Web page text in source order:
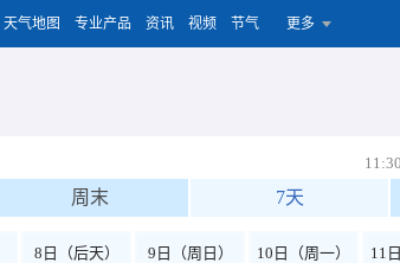
天气地图 专业产品 资讯 视频 节气 更多
周末 7天
8日（后天） 9日（周日） 10日（周一） 11